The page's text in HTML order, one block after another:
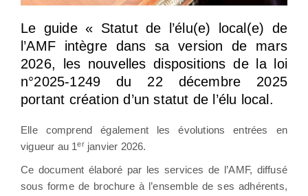
Le guide « Statut de l’élu(e) local(e) de
l’AMF intègre dans sa version de mars
2026, les nouvelles dispositions de la loi
n°2025-1249 du 22 décembre 2025
portant création d’un statut de l’élu local.
Elle comprend également les évolutions entrées en
vigueur au 1erjanvier 2026.
Ce document élaboré par les services de l’AMF, diffusé
sous forme de brochure à l’ensemble de ses adhérents,